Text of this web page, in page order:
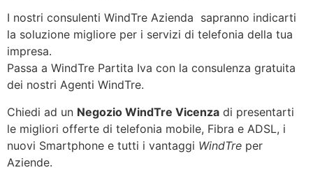
I nostri consulenti WindTre Azienda sapranno indicarti
la soluzione migliore per i servizi di telefonia della tua
impresa.
Passa a WindTre Partita Iva con la consulenza gratuita
dei nostri Agenti WindTre.
Chiedi ad un Negozio WindTre Vicenza di presentarti
le migliori offerte di telefonia mobile, Fibra e ADSL, i
nuovi Smartphone e tutti i vantaggi WindTre per
Aziende.